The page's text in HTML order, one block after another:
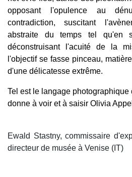
opposant l'opulence au
contradiction, suscitant
abstraite du temps tel qu'en
déconstruisant l'acuité de la
l'objectif se fasse pinceau,
d'une délicatesse extrême.
Tel est le langage
donne à voir et à saisir Olivia
Ewald Stastny, commissaire
directeur de musée à Venise (IT)